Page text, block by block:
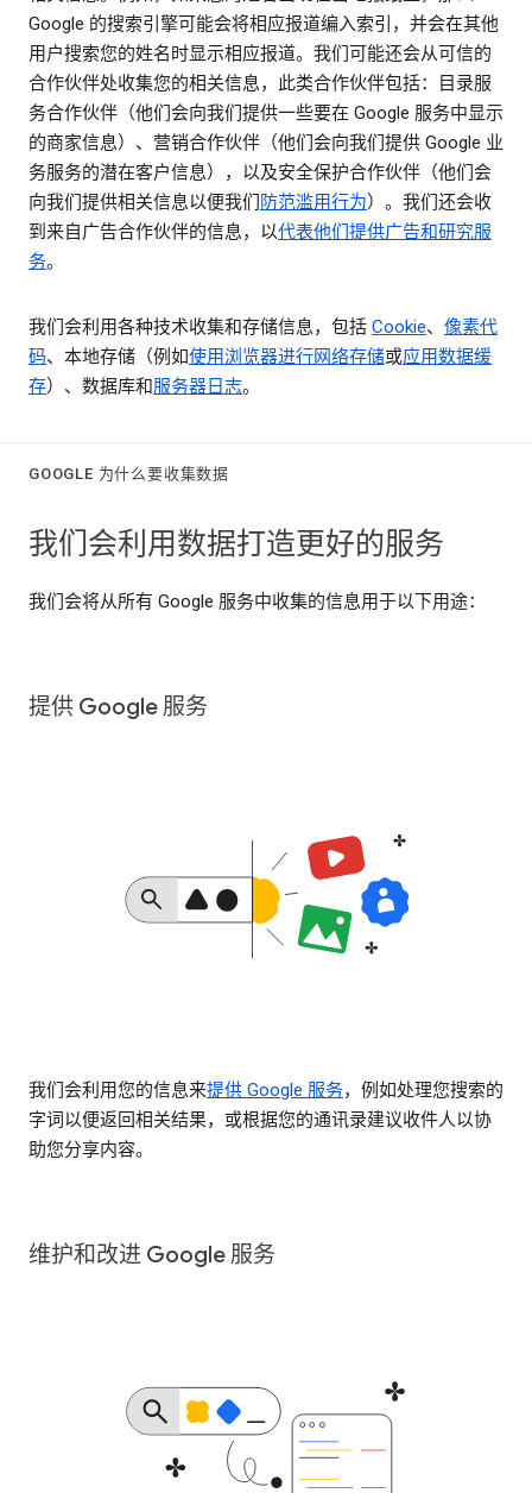
Google 的搜索引擎可能会将相应报道编入索引，并会在其他
用户搜索您的姓名时显示相应报道。我们可能还会从可信的
合作伙伴处收集您的相关信息，此类合作伙伴包括：目录服
务合作伙伴（他们会向我们提供一些要在 Google 服务中显示
的商家信息）、营销合作伙伴（他们会向我们提供 Google 业
务服务的潜在客户信息），以及安全保护合作伙伴（他们会
向我们提供相关信息以便我们 防范滥用行为）。我们还会收
到来自广告合作伙伴的信息，以代表他们提供广告和研究服
务。
我们会利用各种技术收集和存储信息，包括 Cookie、 像素代
码、本地存储（例如使用浏览器进行网络存储或应用数据缓
存）、数据库和服务器日志。
GOOGLE 为什么要收集数据
我们会利用数据打造更好的服务
我们会将从所有 Google 服务中收集的信息用于以下用途：
提供 Google 服务
我们会利用您的信息来提供 Google 服务，例如处理您搜索的
字词以便返回相关结果，或根据您的通讯录建议收件人以协
助您分享内容。
维护和改进 Google 服务